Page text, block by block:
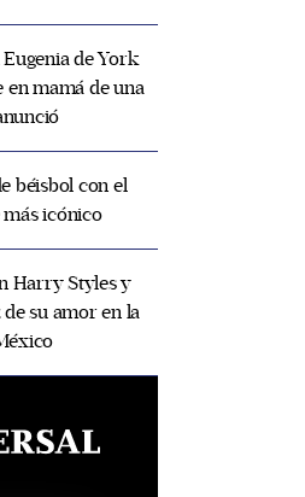
de York
en mamá de una
béisbol con el
icónico
Harry Styles y
su amor en la